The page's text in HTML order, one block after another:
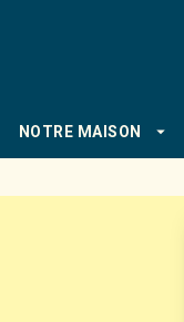
NOTRE MAISON arrow_drop_down